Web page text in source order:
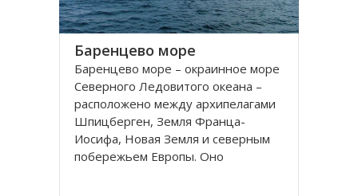
Баренцево море
Баренцево море – окраинное море
Северного Ледовитого океана –
расположено между архипелагами
Шпицберген, Земля Франца-
Иосифа, Новая Земля и северным
побережьем Европы. Оно